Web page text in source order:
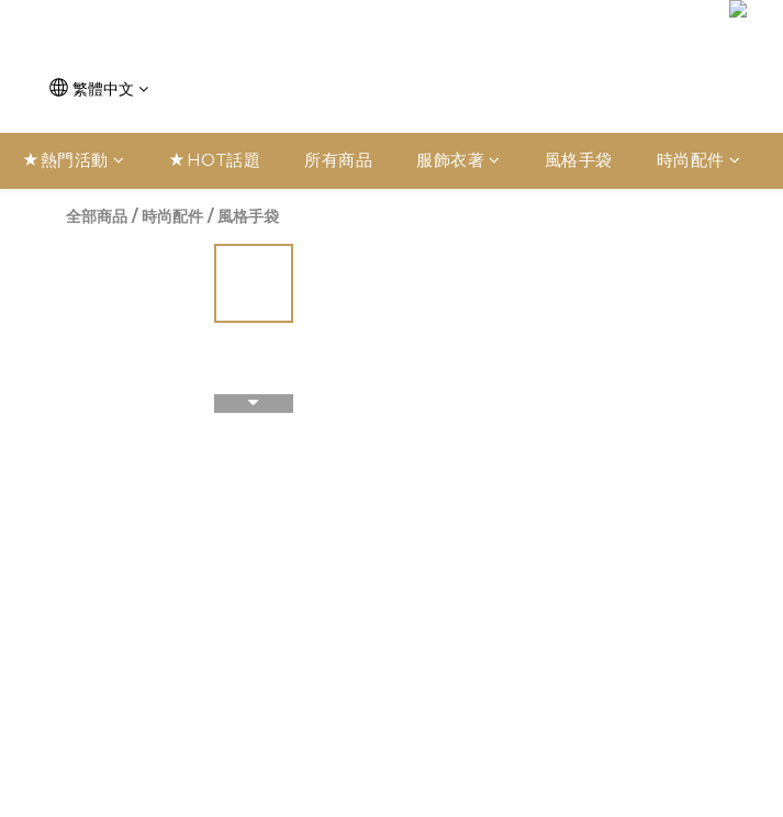
繁體中文
★熱門活動 ★HOT話題 所有商品 服飾衣著 風格手袋 時尚配件
全部商品 / 時尚配件 / 風格手袋